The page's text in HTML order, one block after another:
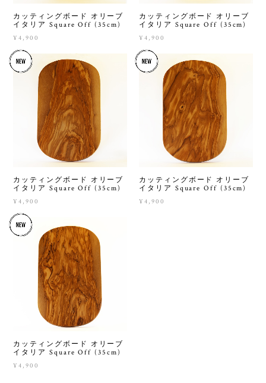
カッティングボード オリーブ
イタリア Square Off (35cm)
¥4,900
カッティングボード オリーブ
イタリア Square Off (35cm)
¥4,900
カッティングボード オリーブ
イタリア Square Off (35cm)
¥4,900
カッティングボード オリーブ
イタリア Square Off (35cm)
¥4,900
カッティングボード オリーブ
イタリア Square Off (35cm)
¥4,900